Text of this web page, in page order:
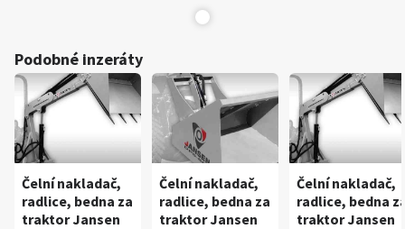
Podobné inzeráty
Čelní nakladač,
radlice, bedna za
traktor Jansen
Čelní nakladač,
radlice, bedna za
traktor Jansen
Čelní nakladač,
radlice, bedna
traktor Jansen